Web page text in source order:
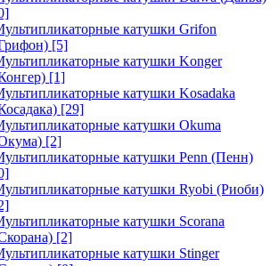
катушки Grifon
[5]
катушки Konger
[1]
катушки Kosadaka
[29]
катушки Okuma
[2]
катушки Penn (Пенн)
катушки Ryobi (Риоби)
катушки Scorana
[2]
катушки Stinger